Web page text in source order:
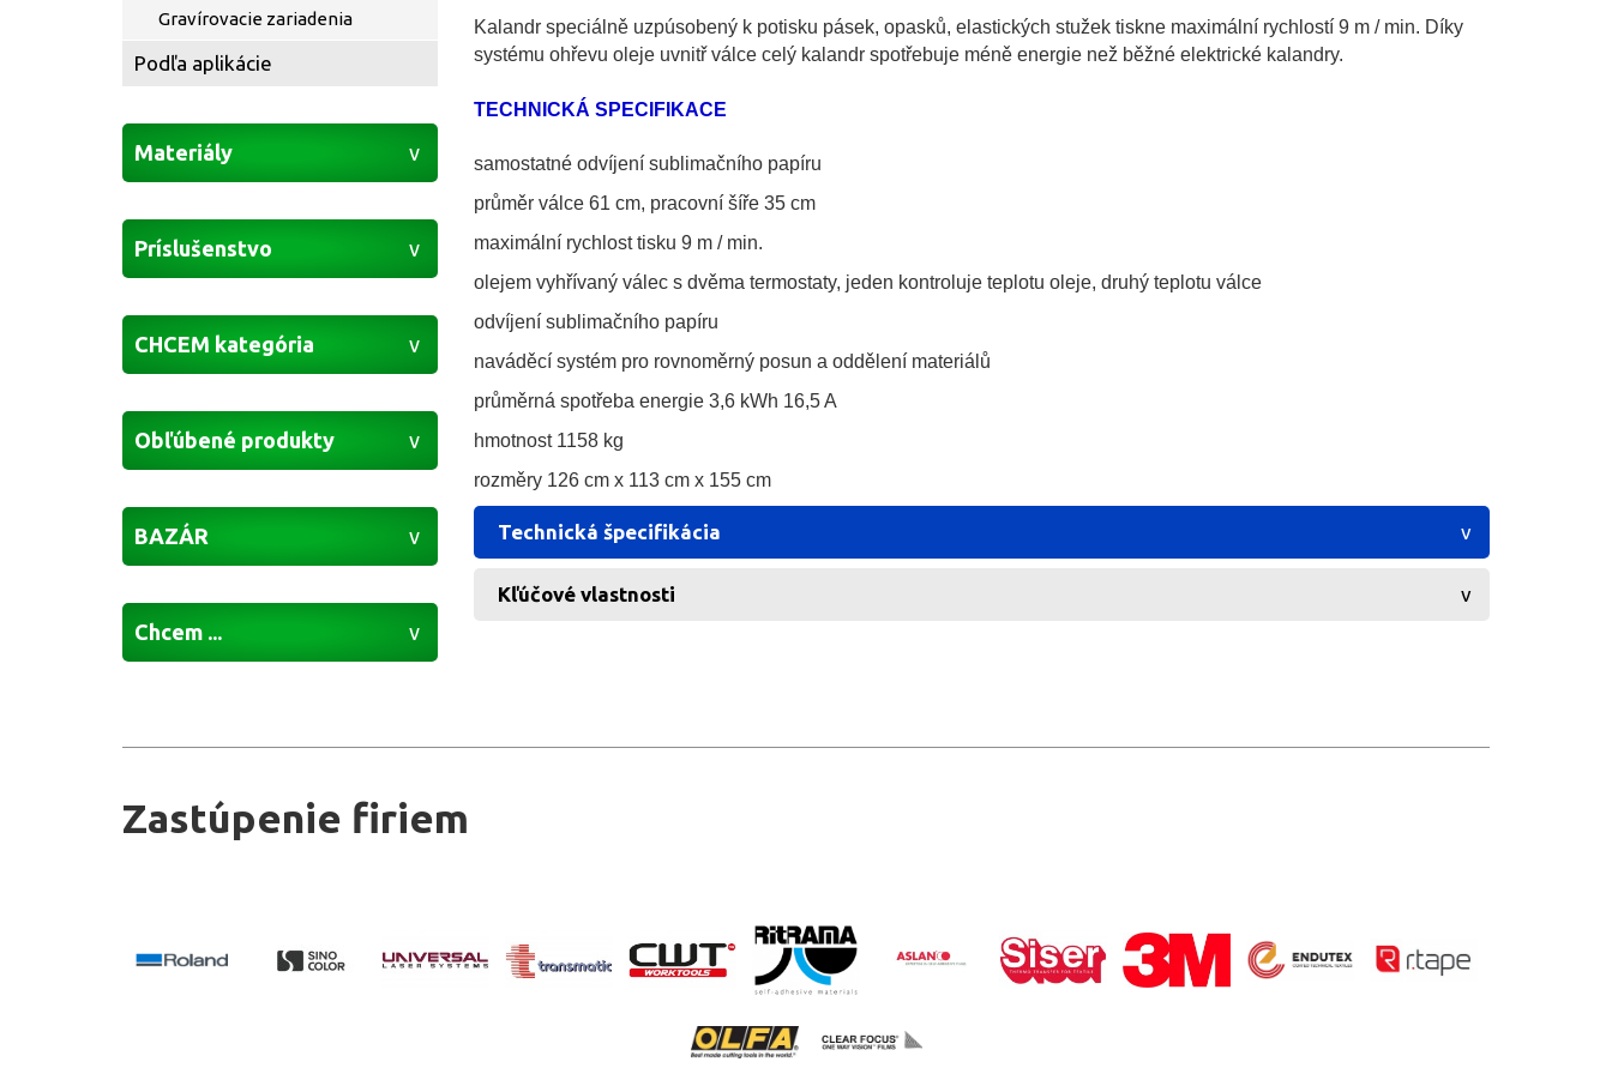
Gravírovacie zariadenia
Podľa aplikácie
Materiály
Príslušenstvo
CHCEM kategória
Obľúbené produkty
BAZÁR
Chcem ...
Kalandr speciálně uzpúsobený k potisku pásek, opasků, elastických stužek tiskne maximální rychlostí 9 m / min. Díky
systému ohřevu oleje uvnitř válce celý kalandr spotřebuje méně energie než běžné elektrické kalandry.
TECHNICKÁ SPECIFIKACE
samostatné odvíjení sublimačního papíru
průměr válce 61 cm, pracovní šíře 35 cm
maximální rychlost tisku 9 m / min.
olejem vyhřívaný válec s dvěma termostaty, jeden kontroluje teplotu oleje, druhý teplotu válce
odvíjení sublimačního papíru
naváděcí systém pro rovnoměrný posun a oddělení materiálů
průměrná spotřeba energie 3,6 kWh 16,5 A
hmotnost 1158 kg
rozměry 126 cm x 113 cm x 155 cm
Technická špecifikácia
Kľúčové vlastnosti
Zastúpenie firiem